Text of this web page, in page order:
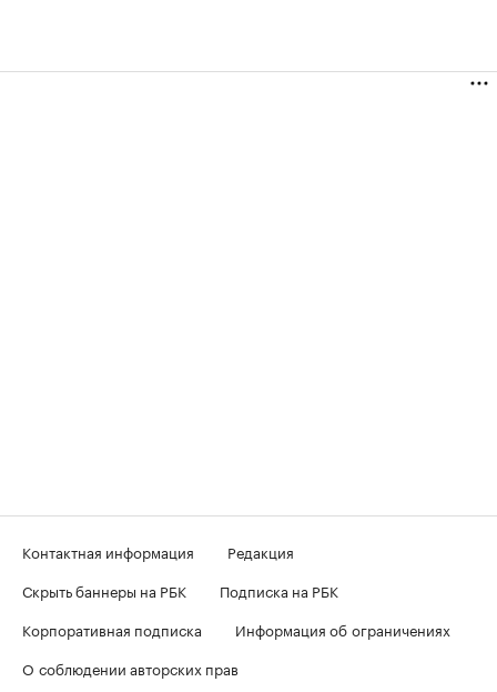
Контактная информация
Редакция
Скрыть баннеры на РБК
Подписка на РБК
Корпоративная подписка
Информация об ограничениях
О соблюдении авторских прав